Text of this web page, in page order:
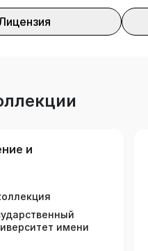
и
имени